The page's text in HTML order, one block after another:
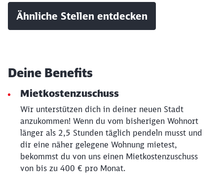
Ähnliche Stellen entdecken
Deine Benefits
Mietkostenzuschuss
Wir unterstützen dich in deiner neuen Stadt
anzukommen! Wenn du vom bisherigen Wohnort
länger als 2,5 Stunden täglich pendeln musst und
dir eine näher gelegene Wohnung mietest,
bekommst du von uns einen Mietkostenzuschuss
von bis zu 400 € pro Monat.
weitergeleitet